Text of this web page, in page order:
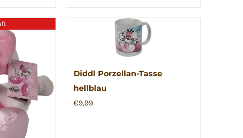
Diddl Porzellan-Tasse
hellblau
€9,99